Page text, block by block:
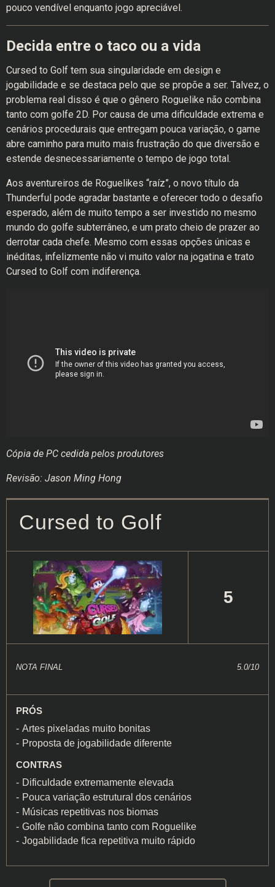
pouco vendível enquanto jogo apreciável.
Decida entre o taco ou a vida
Cursed to Golf tem sua singularidade em design e
jogabilidade e se destaca pelo que se propõe a ser. Talvez, o
problema real disso é que o gênero Roguelike não combina
tanto com golfe 2D. Por causa de uma dificuldade extrema e
cenários procedurais que entregam pouca variação, o game
abre caminho para muito mais frustração do que diversão e
estende desnecessariamente o tempo de jogo total.
Aos aventureiros de Roguelikes “raíz”, o novo título da
Thunderful pode agradar bastante e oferecer todo o desafio
esperado, além de muito tempo a ser investido no mesmo
mundo do golfe subterrâneo, e um prato cheio de prazer ao
derrotar cada chefe. Mesmo com essas opções únicas e
inéditas, infelizmente não vi muito valor na jogatina e trato
Cursed to Golf com indiferença.
Cópia de PC cedida pelos produtores
Revisão: Jason Ming Hong
Cursed to Golf
5
NOTA FINAL 5.0/10
PRÓS
Artes pixeladas muito bonitas
Proposta de jogabilidade diferente
CONTRAS
Dificuldade extremamente elevada
Pouca variação estrutural dos cenários
Músicas repetitivas nos biomas
Golfe não combina tanto com Roguelike
Jogabilidade fica repetitiva muito rápido